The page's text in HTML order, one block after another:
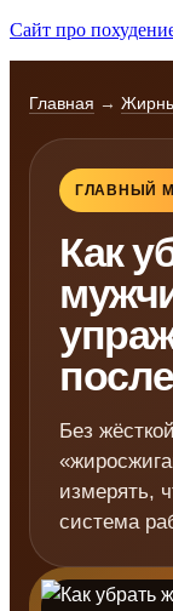
Сайт про
Главная →
ГЛАВНЫЙ
Как
Без
измерять,
система